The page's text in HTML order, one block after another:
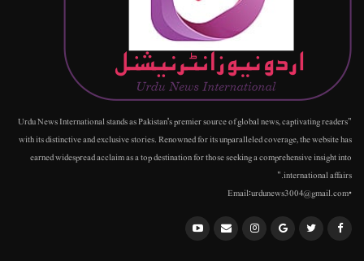
"Urdu News International stands as Pakistan's premier source of global news, captivating readers
with its distinctive and exclusive stories. Renowned for its unparalleled coverage, the website has
earned widespread acclaim as a top destination for those seeking a comprehensive insight into
international affairs."
•Email:urdunews3004@gmail.com